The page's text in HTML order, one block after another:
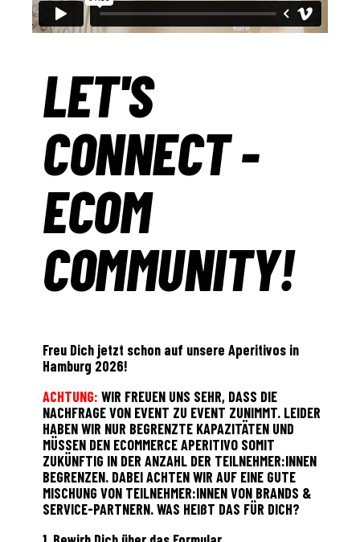
LET'S
CONNECT -
ECOM
COMMUNITY!
Freu Dich jetzt schon auf unsere Aperitivos in
Hamburg 2026!
ACHTUNG:WIR FREUEN UNS SEHR, DASS DIE
NACHFRAGE VON EVENT ZU EVENT ZUNIMMT. LEIDER
HABEN WIR NUR BEGRENZTE KAPAZITÄTEN UND
MÜSSEN DEN ECOMMERCE APERITIVO SOMIT
ZUKÜNFTIG IN DER ANZAHL DER TEILNEHMER:INNEN
BEGRENZEN. DABEI ACHTEN WIR AUF EINE GUTE
MISCHUNG VON TEILNEHMER:INNEN VON BRANDS &
SERVICE-PARTNERN. WAS HEIßT DAS FÜR DICH?